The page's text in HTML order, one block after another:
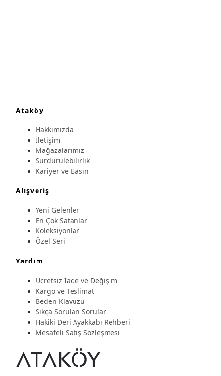
Ataköy
Hakkımızda
İletişim
Mağazalarımız
Sürdürülebilirlik
Kariyer ve Basın
Alışveriş
Yeni Gelenler
En Çok Satanlar
Koleksiyonlar
Özel Seri
Yardım
Ücretsiz İade ve Değişim
Kargo ve Teslimat
Beden Klavuzu
Sıkça Sorulan Sorular
Hakiki Deri Ayakkabı Rehberi
Mesafeli Satış Sözleşmesi